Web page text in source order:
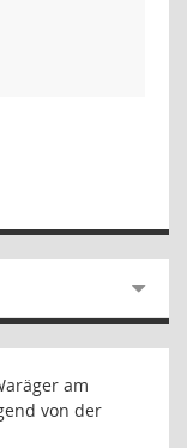
am
von der